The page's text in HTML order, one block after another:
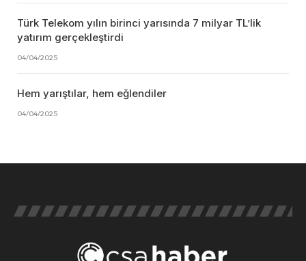
Türk Telekom yılın birinci yarısında 7 milyar TL’lik
yatırım gerçekleştirdi
04/04/2025
Hem yarıştılar, hem eğlendiler
04/04/2025